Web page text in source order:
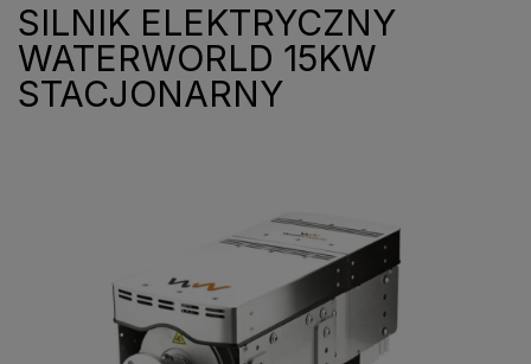
SILNIK ELEKTRYCZNY
WATERWORLD 15KW
STACJONARNY